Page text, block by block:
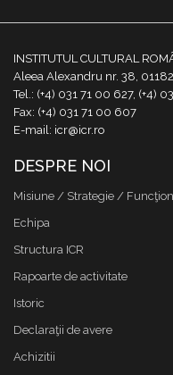
INSTITUTUL CULTURAL
Aleea Alexandru nr. 38,
Tel.: (+4) 031 71 00 627, (+4)
Fax: (+4) 031 71 00 607
E-mail: icr@icr.ro
DESPRE NOI
Misiune / Strategie /
Echipa
Structura ICR
Rapoarte de activitate
Istoric
Declaraţii de avere
Achizitii